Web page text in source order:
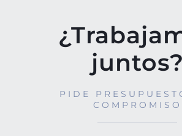
juntos?
PIDE
COMPROMISO